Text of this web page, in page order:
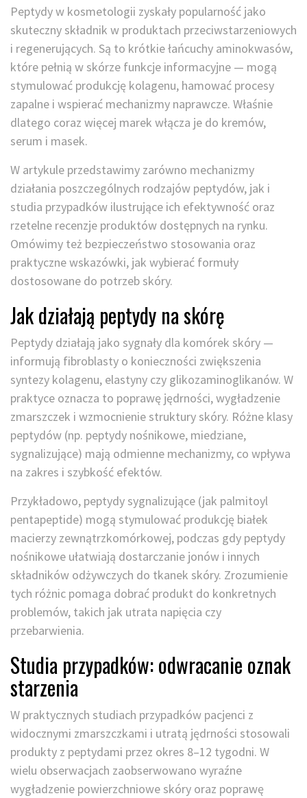
Peptydy w kosmetologii zyskały popularność jako
skuteczny składnik w produktach przeciwstarzeniowych
i regenerujących. Są to krótkie łańcuchy aminokwasów,
które pełnią w skórze funkcje informacyjne — mogą
stymulować produkcję kolagenu, hamować procesy
zapalne i wspierać mechanizmy naprawcze. Właśnie
dlatego coraz więcej marek włącza je do kremów,
serum i masek.
W artykule przedstawimy zarówno mechanizmy
działania poszczególnych rodzajów peptydów, jak i
studia przypadków ilustrujące ich efektywność oraz
rzetelne recenzje produktów dostępnych na rynku.
Omówimy też bezpieczeństwo stosowania oraz
praktyczne wskazówki, jak wybierać formuły
dostosowane do potrzeb skóry.
Jak działają peptydy na skórę
Peptydy działają jako sygnały dla komórek skóry —
informują fibroblasty o konieczności zwiększenia
syntezy kolagenu, elastyny czy glikozaminoglikanów. W
praktyce oznacza to poprawę jędrności, wygładzenie
zmarszczek i wzmocnienie struktury skóry. Różne klasy
peptydów (np. peptydy nośnikowe, miedziane,
sygnalizujące) mają odmienne mechanizmy, co wpływa
na zakres i szybkość efektów.
Przykładowo, peptydy sygnalizujące (jak palmitoyl
pentapeptide) mogą stymulować produkcję białek
macierzy zewnątrzkomórkowej, podczas gdy peptydy
nośnikowe ułatwiają dostarczanie jonów i innych
składników odżywczych do tkanek skóry. Zrozumienie
tych różnic pomaga dobrać produkt do konkretnych
problemów, takich jak utrata napięcia czy
przebarwienia.
Studia przypadków: odwracanie oznak
starzenia
W praktycznych studiach przypadków pacjenci z
widocznymi zmarszczkami i utratą jędrności stosowali
produkty z peptydami przez okres 8–12 tygodni. W
wielu obserwacjach zaobserwowano wyraźne
wygładzenie powierzchniowe skóry oraz poprawę